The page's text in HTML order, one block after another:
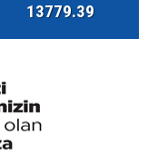
13779.39